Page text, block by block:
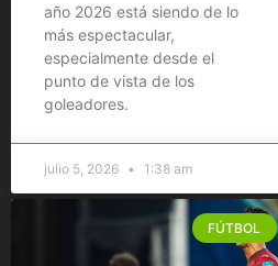
año 2026 está siendo de lo
más espectacular,
especialmente desde el
punto de vista de los
goleadores.
julio 5, 2026 1:38 am
FÚTBOL